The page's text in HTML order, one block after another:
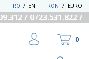
RON / EURO
EN
/
RO
/ 0723.531.822 /
0